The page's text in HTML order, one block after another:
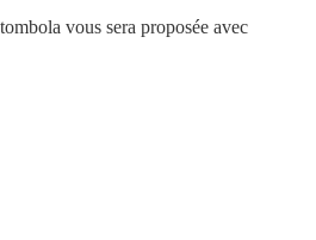
vous sera proposée avec